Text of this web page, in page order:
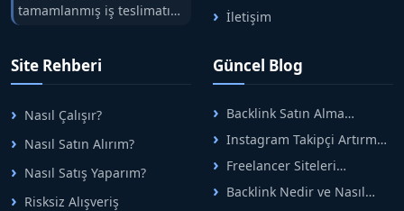
tamamlanmış iş teslimatını
tek çatıda buluşturuyoruz.
arasındaki süreci risksiz
alışveriş sistemi ile koruyan
ticaretin güvenli
adreslerinden birisidir.
İletişim
Site Rehberi
Nasıl Çalışır?
Nasıl Satın Alırım?
Nasıl Satış Yaparım?
Risksiz Alışveriş
Güncel Blog
Backlink Satın Alma
Rehberi: Güvenli SEO İçin
Doğru Adımlar
Instagram Takipçi Artırma
Yöntemleri: Organik Büyüme
Rehberi
Freelancer Siteleri
Arasında Doğru Seçim Nasıl
Yapılır
Backlink Nedir ve Nasıl